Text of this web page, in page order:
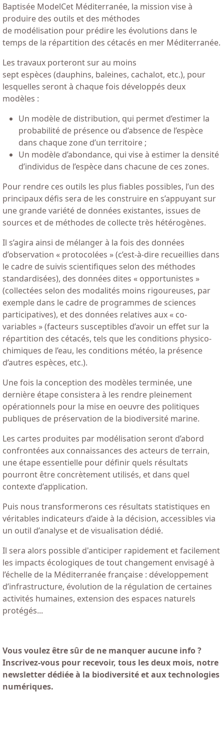
Baptisée ModelCet Méditerranée, la mission vise à
produire des outils et des méthodes
de modélisation pour prédire les évolutions dans le
temps de la répartition des cétacés en mer Méditerranée.
Les travaux porteront sur au moins
sept espèces (dauphins, baleines, cachalot, etc.), pour
lesquelles seront à chaque fois développés deux
modèles :
Un modèle de distribution, qui permet d’estimer la
probabilité de présence ou d’absence de l’espèce
dans chaque zone d’un territoire ;
Un modèle d’abondance, qui vise à estimer la densité
d’individus de l’espèce dans chacune de ces zones.
Pour rendre ces outils les plus fiables possibles, l’un des
principaux défis sera de les construire en s’appuyant sur
une grande variété de données existantes, issues de
sources et de méthodes de collecte très hétérogènes.
Il s’agira ainsi de mélanger à la fois des données
d’observation « protocolées » (c’est-à-dire recueillies dans
le cadre de suivis scientifiques selon des méthodes
standardisées), des données dites « opportunistes »
(collectées selon des modalités moins rigoureuses, par
exemple dans le cadre de programmes de sciences
participatives), et des données relatives aux « co-
variables » (facteurs susceptibles d’avoir un effet sur la
répartition des cétacés, tels que les conditions physico-
chimiques de l’eau, les conditions météo, la présence
d’autres espèces, etc.).
Une fois la conception des modèles terminée, une
dernière étape consistera à les rendre pleinement
opérationnels pour la mise en oeuvre des politiques
publiques de préservation de la biodiversité marine.
Les cartes produites par modélisation seront d’abord
confrontées aux connaissances des acteurs de terrain,
une étape essentielle pour définir quels résultats
pourront être concrètement utilisés, et dans quel
contexte d’application.
Puis nous transformerons ces résultats statistiques en
véritables indicateurs d’aide à la décision, accessibles via
un outil d’analyse et de visualisation dédié.
Il sera alors possible d'anticiper rapidement et facilement
les impacts écologiques de tout changement envisagé à
l’échelle de la Méditerranée française : développement
d’infrastructure, évolution de la régulation de certaines
activités humaines, extension des espaces naturels
protégés...
Vous voulez être sûr de ne manquer aucune info ?
Inscrivez-vous pour recevoir, tous les deux mois, notre
newsletter dédiée à la biodiversité et aux technologies
numériques.